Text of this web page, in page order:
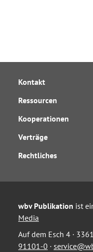
Kontakt
Ressourcen
Kooperationen
Verträge
Rechtliches
wbv Publikation ist
Media
Auf dem Esch 4 ·
91101-0 ·